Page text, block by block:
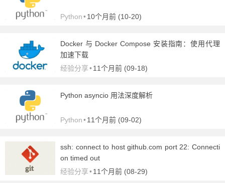
Python•10个月前 (10-20)
Docker 与 Docker Compose 安装指南：使用代理
加速下载
经验分享•11个月前 (09-18)
Python asyncio 用法深度解析
Python•11个月前 (09-02)
ssh: connect to host github.com port 22: Connecti
on timed out
经验分享•11个月前 (08-29)